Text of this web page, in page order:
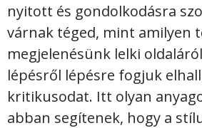
nyitott és gondolkodásra
várnak téged, mint amilyen
megjelenésünk lelki
lépésről lépésre fogjuk
kritikusodat. Itt olyan
abban segítenek, hogy a